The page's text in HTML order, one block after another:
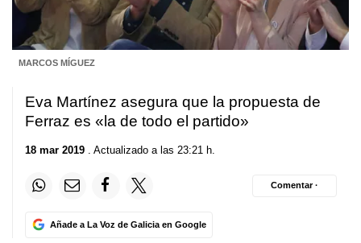
MARCOS MÍGUEZ
Eva Martínez asegura que la propuesta de
Ferraz es «la de todo el partido»
18 mar 2019 . Actualizado a las 23:21 h.
Añade a La Voz de Galicia en Google
Comentar ·